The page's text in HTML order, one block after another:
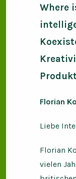
Where
Florian
Liebe
Florian
vielen